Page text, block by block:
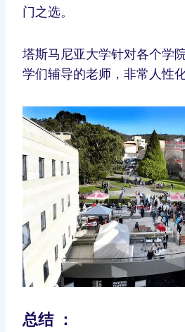
门之选。
塔斯马尼亚大学针对各个学
学们辅导的老师，非常人性化
总结 ：